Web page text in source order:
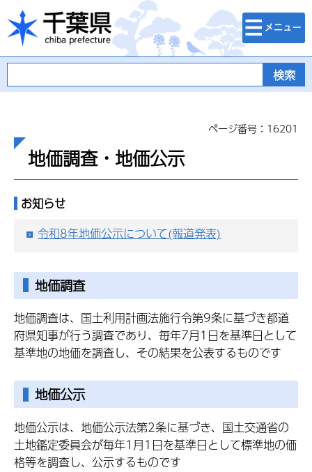
千葉県
検索・メニュ
ー
ページ番号：16201
地価調査・地価公示
お知らせ
令和8年地価公示について(報道発表)
地価調査
地価調査は、国土利用計画法施行令第9条に基づき都道
府県知事が行う調査であり、毎年7月1日を基準日として
基準地の地価を調査し、その結果を公表するものです
地価公示
地価公示は、地価公示法第2条に基づき、国土交通省の
土地鑑定委員会が毎年1月1日を基準日として標準地の価
格等を調査し、公示するものです